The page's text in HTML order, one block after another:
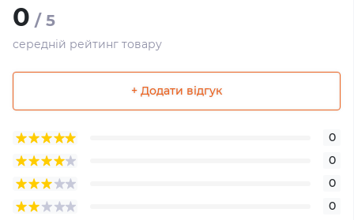
0 / 5
середній рейтинг товару
+ Додати відгук
0
0
0
0